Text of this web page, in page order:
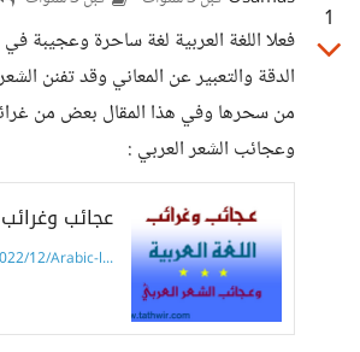
1
فعلا اللغة العربية لغة ساحرة وعجيبة
الدقة والتعبير عن المعاني وقد تفنن
من سحرها وفي هذا المقال بعض من
وعجائب الشعر العربي :
12/Arabic-l...